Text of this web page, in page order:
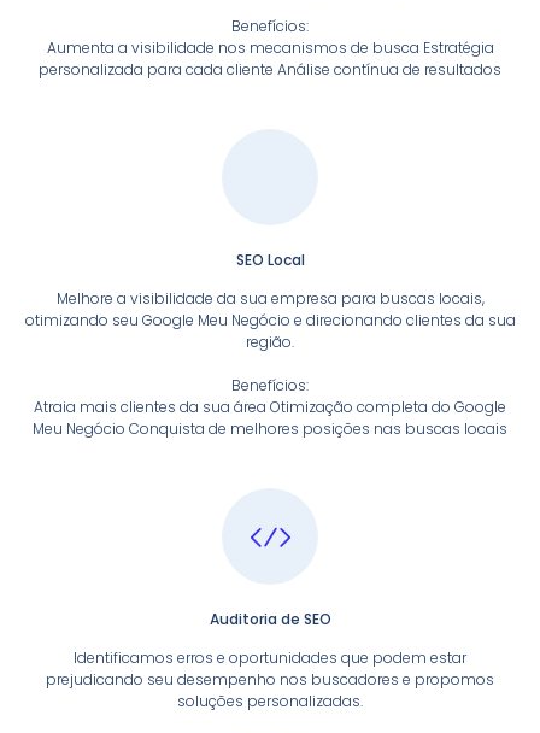
Benefícios:
Aumenta a visibilidade nos mecanismos de busca Estratégia
personalizada para cada cliente Análise contínua de resultados
SEO Local
Melhore a visibilidade da sua empresa para buscas locais,
otimizando seu Google Meu Negócio e direcionando clientes da sua
região.
Benefícios:
Atraia mais clientes da sua área Otimização completa do Google
Meu Negócio Conquista de melhores posições nas buscas locais
Auditoria de SEO
Identificamos erros e oportunidades que podem estar
prejudicando seu desempenho nos buscadores e propomos
soluções personalizadas.